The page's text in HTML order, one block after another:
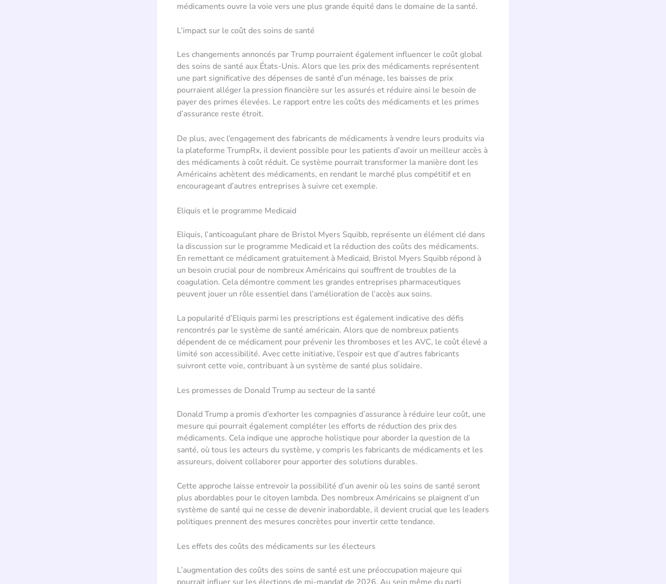
médicaments ouvre la voie vers une plus grande équité dans le domaine de la santé.
L’impact sur le coût des soins de santé
Les changements annoncés par Trump pourraient également influencer le coût global
des soins de santé aux États-Unis. Alors que les prix des médicaments représentent
une part significative des dépenses de santé d’un ménage, les baisses de prix
pourraient alléger la pression financière sur les assurés et réduire ainsi le besoin de
payer des primes élevées. Le rapport entre les coûts des médicaments et les primes
d’assurance reste étroit.
De plus, avec l’engagement des fabricants de médicaments à vendre leurs produits via
la plateforme TrumpRx, il devient possible pour les patients d’avoir un meilleur accès à
des médicaments à coût réduit. Ce système pourrait transformer la manière dont les
Américains achètent des médicaments, en rendant le marché plus compétitif et en
encourageant d’autres entreprises à suivre cet exemple.
Eliquis et le programme Medicaid
Eliquis, l’anticoagulant phare de Bristol Myers Squibb, représente un élément clé dans
la discussion sur le programme Medicaid et la réduction des coûts des médicaments.
En remettant ce médicament gratuitement à Medicaid, Bristol Myers Squibb répond à
un besoin crucial pour de nombreux Américains qui souffrent de troubles de la
coagulation. Cela démontre comment les grandes entreprises pharmaceutiques
peuvent jouer un rôle essentiel dans l’amélioration de l’accès aux soins.
La popularité d’Eliquis parmi les prescriptions est également indicative des défis
rencontrés par le système de santé américain. Alors que de nombreux patients
dépendent de ce médicament pour prévenir les thromboses et les AVC, le coût élevé a
limité son accessibilité. Avec cette initiative, l’espoir est que d’autres fabricants
suivront cette voie, contribuant à un système de santé plus solidaire.
Les promesses de Donald Trump au secteur de la santé
Donald Trump a promis d’exhorter les compagnies d’assurance à réduire leur coût, une
mesure qui pourrait également compléter les efforts de réduction des prix des
médicaments. Cela indique une approche holistique pour aborder la question de la
santé, où tous les acteurs du système, y compris les fabricants de médicaments et les
assureurs, doivent collaborer pour apporter des solutions durables.
Cette approche laisse entrevoir la possibilité d’un avenir où les soins de santé seront
plus abordables pour le citoyen lambda. Des nombreux Américains se plaignent d’un
système de santé qui ne cesse de devenir inabordable, il devient crucial que les leaders
politiques prennent des mesures concrètes pour invertir cette tendance.
Les effets des coûts des médicaments sur les électeurs
L’augmentation des coûts des soins de santé est une préoccupation majeure qui